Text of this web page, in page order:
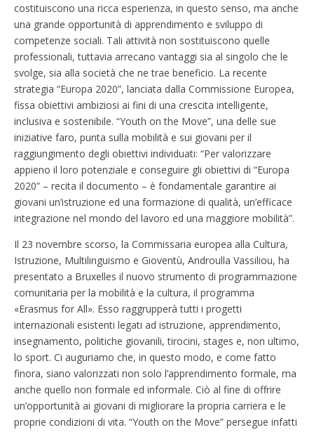
costituiscono una ricca esperienza, in questo senso, ma anche
una grande opportunità di apprendimento e sviluppo di
competenze sociali. Tali attività non sostituiscono quelle
professionali, tuttavia arrecano vantaggi sia al singolo che le
svolge, sia alla società che ne trae beneficio. La recente
strategia “Europa 2020”, lanciata dalla Commissione Europea,
fissa obiettivi ambiziosi ai fini di una crescita intelligente,
inclusiva e sostenibile. “Youth on the Move”, una delle sue
iniziative faro, punta sulla mobilità e sui giovani per il
raggiungimento degli obiettivi individuati: “Per valorizzare
appieno il loro potenziale e conseguire gli obiettivi di “Europa
2020” – recita il documento – è fondamentale garantire ai
giovani un’istruzione ed una formazione di qualità, un’efficace
integrazione nel mondo del lavoro ed una maggiore mobilità”.
Il 23 novembre scorso, la Commissaria europea alla Cultura,
Istruzione, Multilinguismo e Gioventù, Androulla Vassiliou, ha
presentato a Bruxelles il nuovo strumento di programmazione
comunitaria per la mobilità e la cultura, il programma
«Erasmus for All». Esso raggrupperà tutti i progetti
internazionali esistenti legati ad istruzione, apprendimento,
insegnamento, politiche giovanili, tirocini, stages e, non ultimo,
lo sport. Ci auguriamo che, in questo modo, e come fatto
finora, siano valorizzati non solo l’apprendimento formale, ma
anche quello non formale ed informale. Ciò al fine di offrire
un’opportunità ai giovani di migliorare la propria carriera e le
proprie condizioni di vita. “Youth on the Move” persegue infatti